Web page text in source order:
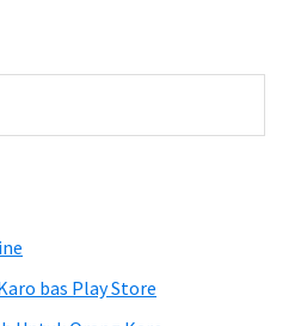
bas Play Store